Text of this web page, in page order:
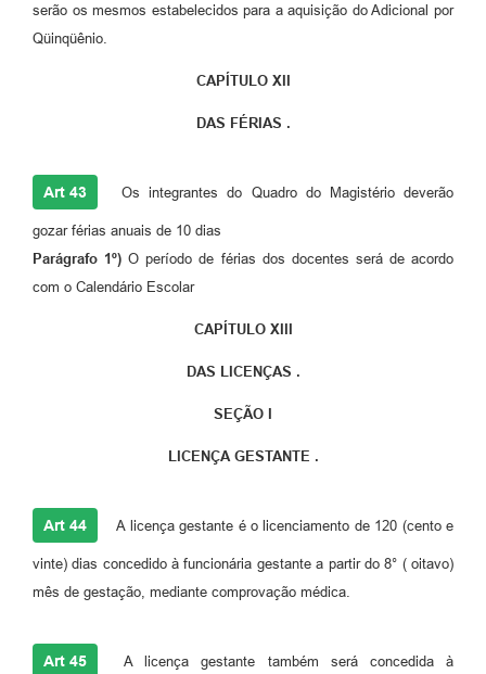
serão os mesmos estabelecidos para a aquisição do Adicional por
Qüinqüênio.
CAPÍTULO XII
DAS FÉRIAS .
Art 43 Os integrantes do Quadro do Magistério deverão
gozar férias anuais de 10 dias
Parágrafo 1º) O período de férias dos docentes será de acordo
com o Calendário Escolar
CAPÍTULO XIII
DAS LICENÇAS .
SEÇÃO I
LICENÇA GESTANTE .
Art 44 A licença gestante é o licenciamento de 120 (cento e
vinte) dias concedido à funcionária gestante a partir do 8° ( oitavo)
mês de gestação, mediante comprovação médica.
Art 45 A licença gestante também será concedida à